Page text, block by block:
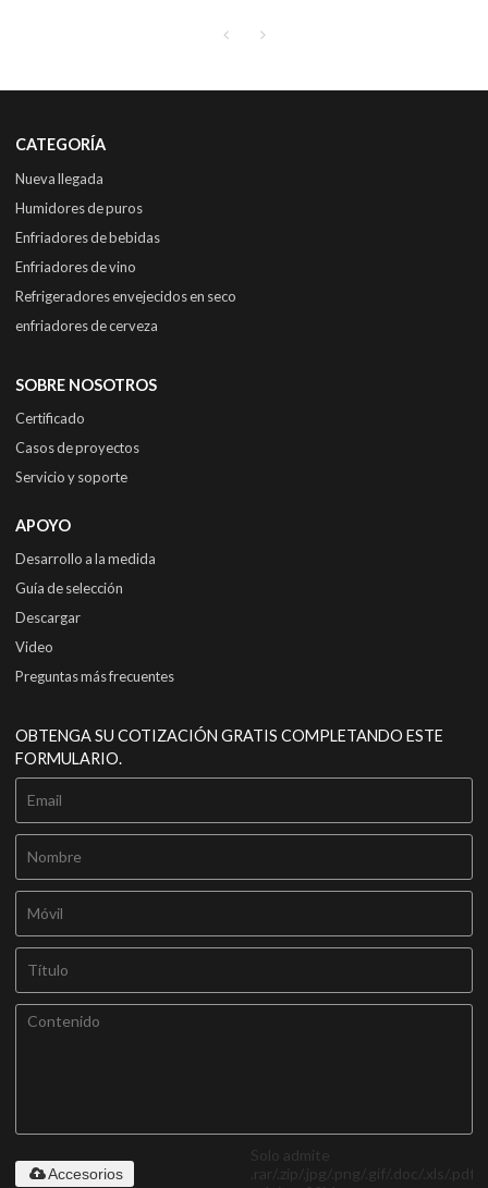
A60 para marcas de
puerta de vidrio completa
CATEGORÍA
Nueva llegada
Humidores de puros
Enfriadores de bebidas
Enfriadores de vino
Refrigeradores envejecidos en seco
enfriadores de cerveza
SOBRE NOSOTROS
Certificado
Casos de proyectos
Servicio y soporte
APOYO
Desarrollo a la medida
Guía de selección
Descargar
Video
Preguntas más frecuentes
OBTENGA SU COTIZACIÓN GRATIS COMPLETANDO ESTE
FORMULARIO.
Solo admite
.rar/.zip/.jpg/.png/.gif/.doc/.xls/.pdf,
Accesorios